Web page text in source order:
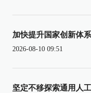
加快提升国家创新体
2026-08-10 09:51
坚定不移探索通用人